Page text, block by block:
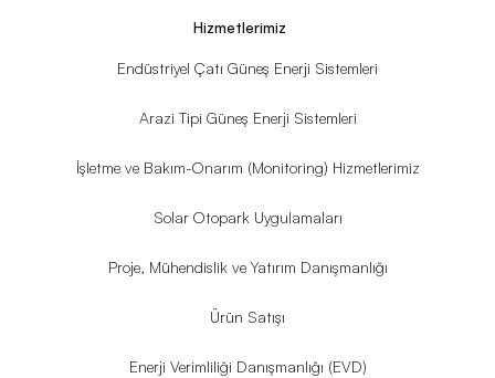
Hizmetlerimiz
Endüstriyel Çatı Güneş Enerji Sistemleri
Arazi Tipi Güneş Enerji Sistemleri
İşletme ve Bakım-Onarım (Monitoring) Hizmetlerimiz
Solar Otopark Uygulamaları
Proje, Mühendislik ve Yatırım Danışmanlığı
Ürün Satışı
Enerji Verimliliği Danışmanlığı (EVD)